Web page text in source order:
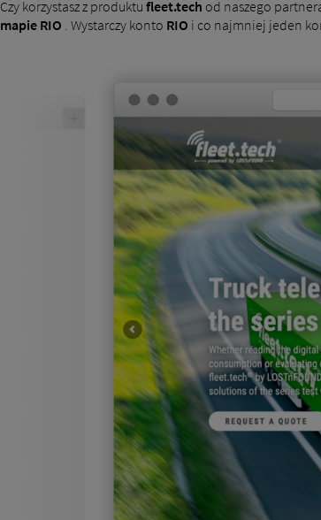
Czy korzystasz z produktu fleet.tech od naszego
mapie RIO . Wystarczy konto RIO i co najmniej jeden